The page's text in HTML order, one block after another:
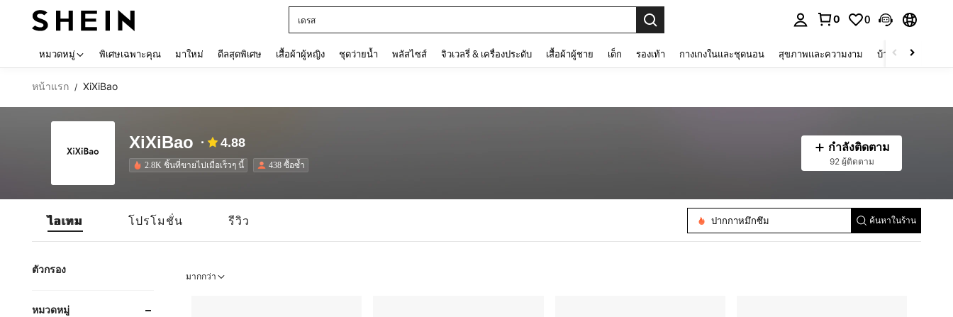
เดรส
0 0
หมวดหมู่ พิเศษเฉพาะคุณ มาใหม่ ดีลสุดพิเศษ เสื้อผ้าผู้หญิง ชุดว่ายน้ำ พลัสไซส์ จิวเวลรี่ & เครื่องประดับ เสื้อผ้าผู้ชาย เด็ก รองเท้า กางเกงในและชุดนอน สุขภาพและความงาม บ้านและที่อยู่อาศัย
หน้าแรก / XiXiBao
XiXiBao 4.88
2.8K ชิ้นที่ขายไปเมื่อเร็วๆ นี้ 438 ซื้อซ้ำ
กำลังติดตาม
92 ผู้ติดตาม
ไอเทม โปรโมชั่น รีวิว ปากกาหมึกซึม ค้นหาในร้าน
ตัวกรอง
หมวดหมู่
มากกว่า